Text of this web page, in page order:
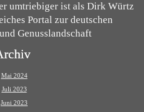
umtriebiger ist als Dirk Würtz
Portal zur deutschen
Genusslandschaft
Mai 2024
Juli 2023
Juni 2023